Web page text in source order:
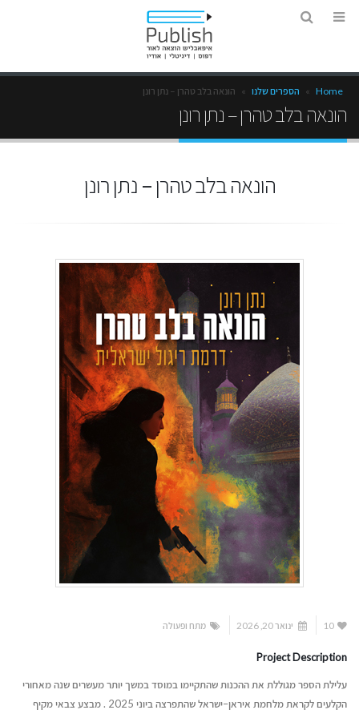
Home
» הספרים שלנו » הונאה בלב טהרן – נתן רונן
הונאה בלב טהרן – נתן רונן
הונאה בלב טהרן – נתן רונן
10 ינואר 20, 2026 מתח ופעולה
Project Description
עלילת הספר מגוללת את ההכנות שהתקיימו במוסד במשך יותר מעשרים שנה מאחורי
הקלעים לקראת מלחמת איראן–ישראל שהתפרצה ביוני 2025 . מבצע צבאי מקיף